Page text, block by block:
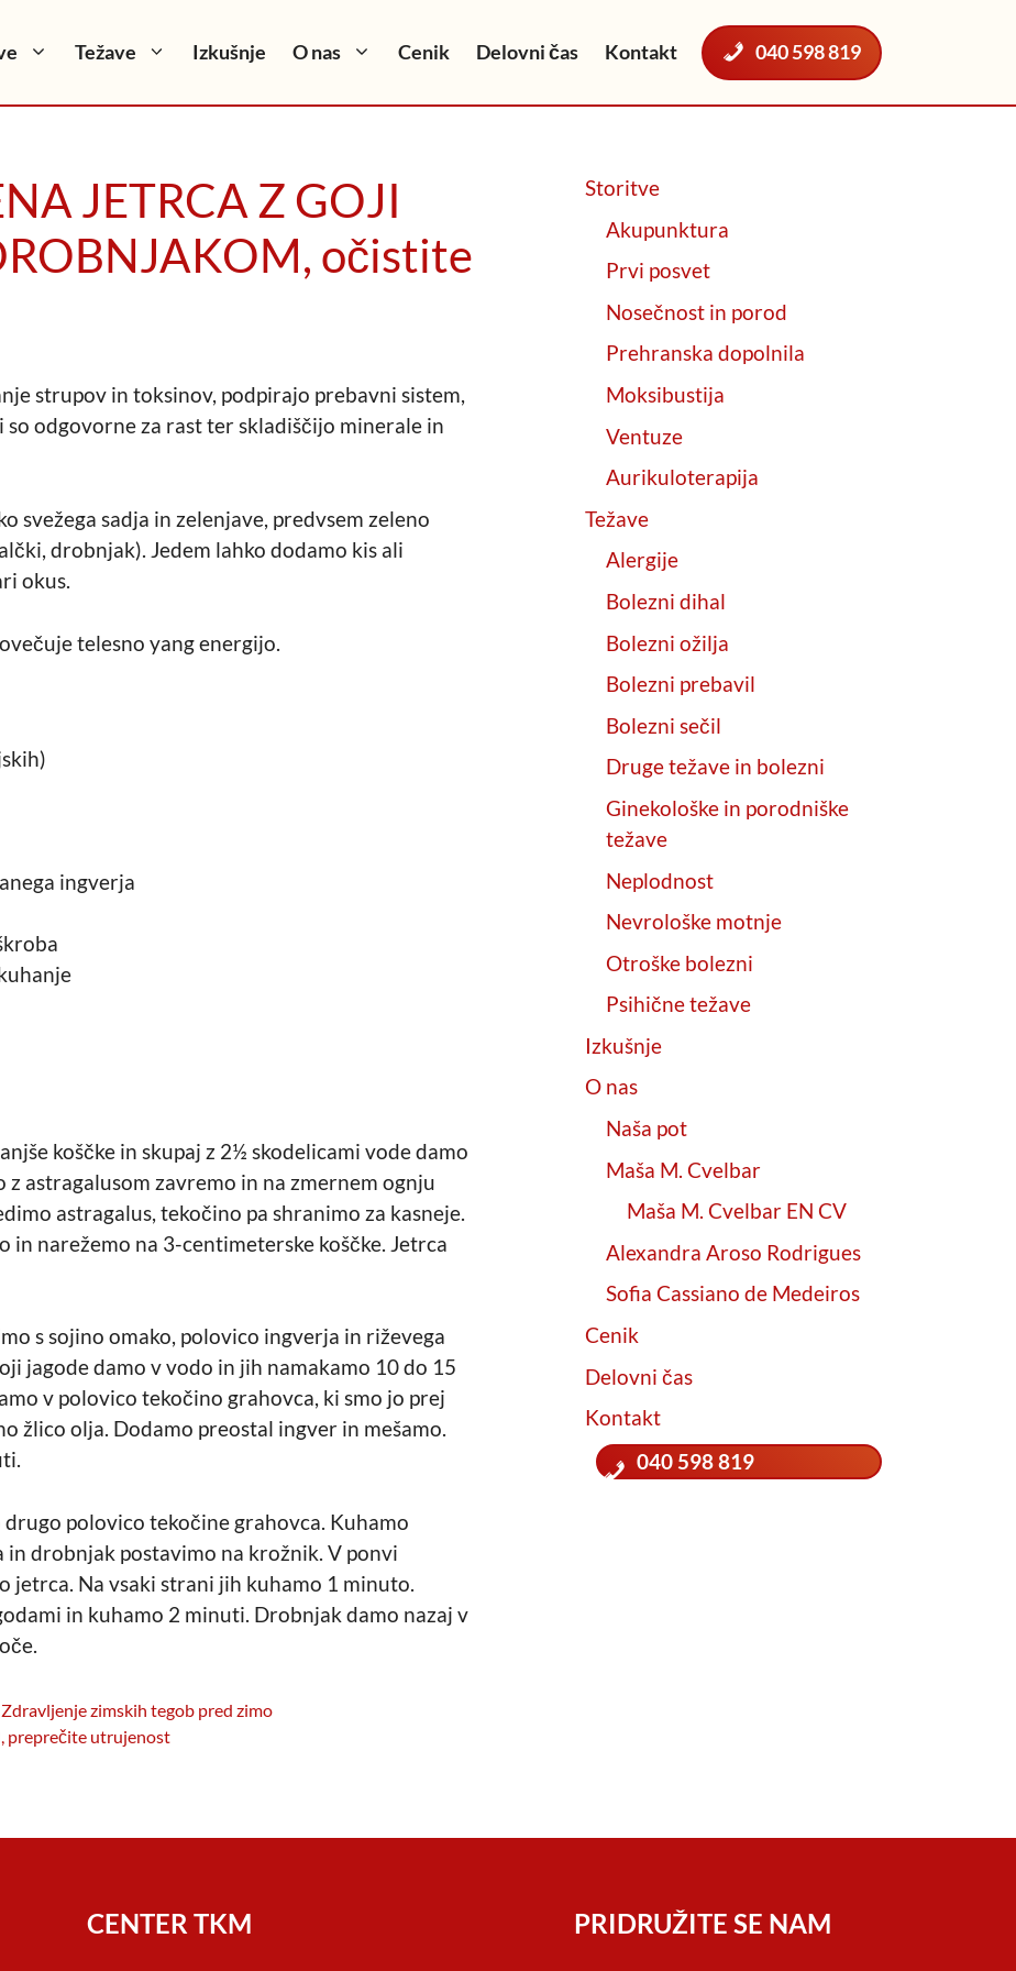
Težave Izkušnje O nas Cenik Delovni čas Kontakt 040 598 819
JETRCA Z GOJI
očistite
strupov in toksinov, podpirajo prebavni sistem,
odgovorne za rast ter skladiščijo minerale in
svežega sadja in zelenjave, predvsem zeleno
drobnjak). Jedem lahko dodamo kis ali
okus.
telesno yang energijo.
ingverja
koščke in skupaj z 2½ skodelicami vode damo
astragalusom zavremo in na zmernem ognju
astragalus, tekočino pa shranimo za kasneje.
narežemo na 3-centimeterske koščke. Jetrca
s sojino omako, polovico ingverja in riževega
jagode damo v vodo in jih namakamo 10 do 15
v polovico tekočino grahovca, ki smo jo prej
žlico olja. Dodamo preostal ingver in mešamo.
polovico tekočine grahovca. Kuhamo
drobnjak postavimo na krožnik. V ponvi
jetrca. Na vsaki strani jih kuhamo 1 minuto.
in kuhamo 2 minuti. Drobnjak damo nazaj v
zimskih tegob pred zimo
preprečite utrujenost
Storitve
Akupunktura
Prvi posvet
Nosečnost in porod
Prehranska dopolnila
Moksibustija
Ventuze
Aurikuloterapija
Težave
Alergije
Bolezni dihal
Bolezni ožilja
Bolezni prebavil
Bolezni sečil
Druge težave in bolezni
Ginekološke in porodniške
težave
Neplodnost
Nevrološke motnje
Otroške bolezni
Psihične težave
Izkušnje
O nas
Naša pot
Maša M. Cvelbar
Maša M. Cvelbar EN CV
Alexandra Aroso Rodrigues
Sofia Cassiano de Medeiros
Cenik
Delovni čas
Kontakt
040 598 819
CENTER TKM PRIDRUŽITE SE NAM